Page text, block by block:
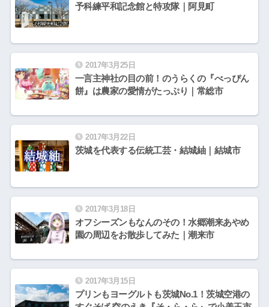
予科練平和記念館と特攻隊｜阿見町
2017年3月25日
一言主神社の目の前！のうらくの『べっぴん
餅』は農家の愛情がたっぷり｜常総市
2017年3月22日
茨城を代表する伝統工芸・結城紬｜結城市
2017年3月18日
オフシーズンもなんのその！水郷潮来あやめ
園の周辺をお散歩してみた｜潮来市
2017年3月15日
プリンもヨーグルトも茨城No.1！茨城空港の